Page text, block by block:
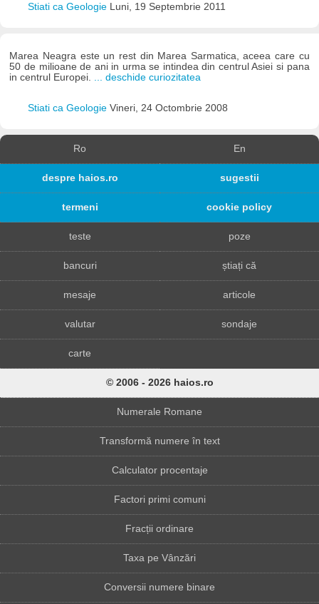
Stiati ca Geologie Luni, 19 Septembrie 2011
Marea Neagra este un rest din Marea Sarmatica, aceea care cu
50 de milioane de ani in urma se intindea din centrul Asiei si pana
in centrul Europei. ... deschide curiozitatea
Stiati ca Geologie Vineri, 24 Octombrie 2008
Ro En
despre haios.ro sugestii
termeni cookie policy
teste poze
bancuri știați că
mesaje articole
valutar sondaje
carte
© 2006 - 2026 haios.ro
Numerale Romane
Transformă numere în text
Calculator procentaje
Factori primi comuni
Fracții ordinare
Taxa pe Vânzări
Conversii numere binare